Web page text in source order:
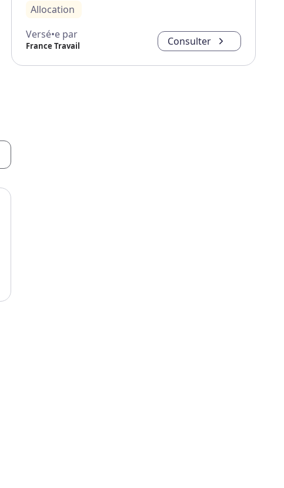
Allocation
Versé•e par
France Travail Consulter